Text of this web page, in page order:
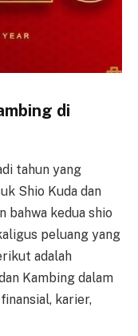
di
tahun yang
Shio Kuda dan
bahwa kedua shio
peluang yang
adalah
Kambing dalam
karier,